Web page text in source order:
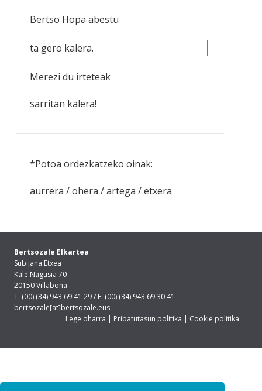
Bertso Hopa abestu
ta gero kalera.
Merezi du irteteak
sarritan kalera!
*Potoa ordezkatzeko oinak:
aurrera / ohera / artega / etxera
Bertsozale Elkartea
Subijana Etxea
Kale Nagusia 70
20150 Villabona
T. (00) (34) 943 69 41 29 / F. (00) (34) 943 69 30 41
bertsozale[at]bertsozale.eus
Lege oharra | Pribatutasun politika | Cookie politika